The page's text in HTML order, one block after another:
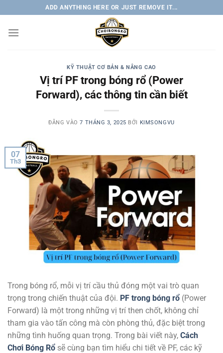
qua
nội
ADD ANYTHING HERE OR JUST REMOVE IT...
KỸ THUẬT CƠ BẢN & NÂNG CAO
Vị trí PF trong bóng rổ (Power
Forward), các thông tin cần biết
ĐĂNG VÀO7 THÁNG 3, 2025 BỞI KIMSONGVU
07
Th3
Trong bóng rổ, mỗi vị trí cầu thủ đóng một vai trò quan
trọng trong chiến thuật của đội. PF trong bóng rổ (Power
Forward) là một trong những vị trí then chốt, không chỉ
tham gia vào tấn công mà còn phòng thủ, đặc biệt trong
những tình huống quan trọng. Trong bài viết này, Cách
Chơi Bóng Rổ sẽ cùng bạn tìm hiểu chi tiết về PF, các kỹ